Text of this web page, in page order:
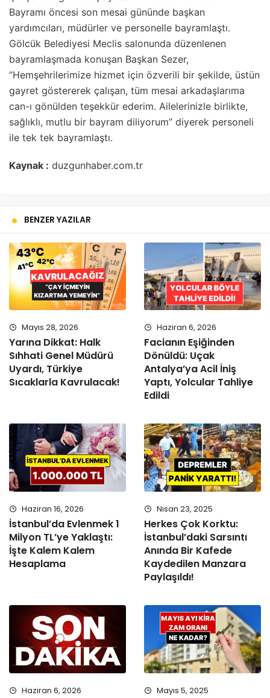
Bayramı öncesi son mesai gününde başkan
yardımcıları, müdürler ve personelle bayramlaştı.
Gölcük Belediyesi Meclis salonunda düzenlenen
bayramlaşmada konuşan Başkan Sezer,
“Hemşehrilerimize hizmet için özverili bir şekilde, üstün
gayret göstererek çalışan, tüm mesai arkadaşlarıma
can-ı gönülden teşekkür ederim. Ailelerinizle birlikte,
sağlıklı, mutlu bir bayram diliyorum” diyerek personeli
ile tek tek bayramlaştı.
Kaynak : duzgunhaber.com.tr
BENZER YAZILAR
Mayıs 28, 2026
Yarına Dikkat: Halk
Sıhhati Genel Müdürü
Uyardı, Türkiye
Sıcaklarla Kavrulacak!
Haziran 6, 2026
Facianın Eşiğinden
Dönüldü: Uçak
Antalya’ya Acil İniş
Yaptı, Yolcular Tahliye
Edildi
Haziran 16, 2026
İstanbul’da Evlenmek 1
Milyon TL’ye Yaklaştı:
İşte Kalem Kalem
Hesaplama
Nisan 23, 2025
Herkes Çok Korktu:
İstanbul’daki Sarsıntı
Anında Bir Kafede
Kaydedilen Manzara
Paylaşıldı!
Haziran 6, 2026 Mayıs 5, 2025